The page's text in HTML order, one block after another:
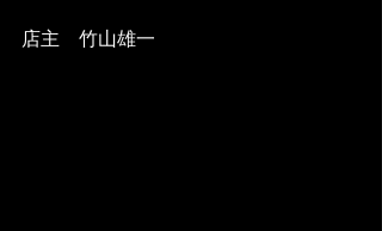
店主　竹山雄一